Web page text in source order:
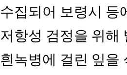
수집되어 보령시 등
저항성 검정을 위해
흰녹병에 걸린 잎을